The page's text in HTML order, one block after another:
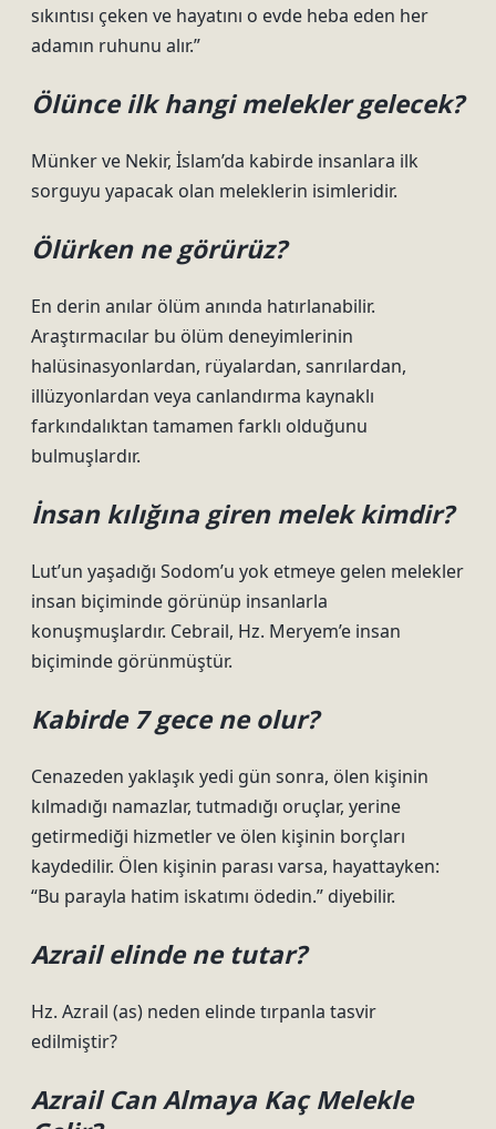
sıkıntısı çeken ve hayatını o evde heba eden her
adamın ruhunu alır.”
Ölünce ilk hangi melekler gelecek?
Münker ve Nekir, İslam’da kabirde insanlara ilk
sorguyu yapacak olan meleklerin isimleridir.
Ölürken ne görürüz?
En derin anılar ölüm anında hatırlanabilir.
Araştırmacılar bu ölüm deneyimlerinin
halüsinasyonlardan, rüyalardan, sanrılardan,
illüzyonlardan veya canlandırma kaynaklı
farkındalıktan tamamen farklı olduğunu
bulmuşlardır.
İnsan kılığına giren melek kimdir?
Lut’un yaşadığı Sodom’u yok etmeye gelen melekler
insan biçiminde görünüp insanlarla
konuşmuşlardır. Cebrail, Hz. Meryem’e insan
biçiminde görünmüştür.
Kabirde 7 gece ne olur?
Cenazeden yaklaşık yedi gün sonra, ölen kişinin
kılmadığı namazlar, tutmadığı oruçlar, yerine
getirmediği hizmetler ve ölen kişinin borçları
kaydedilir. Ölen kişinin parası varsa, hayattayken:
“Bu parayla hatim iskatımı ödedin.” diyebilir.
Azrail elinde ne tutar?
Hz. Azrail (as) neden elinde tırpanla tasvir
edilmiştir?
Azrail Can Almaya Kaç Melekle